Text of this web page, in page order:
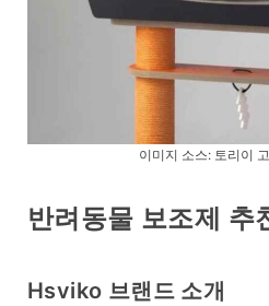
이미지 소스: 토리이
반려동물 보조제 추
Hsviko 브랜드 소개